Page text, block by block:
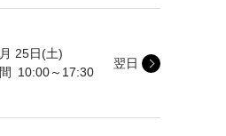
25日(土)
10:00～17:30
翌日